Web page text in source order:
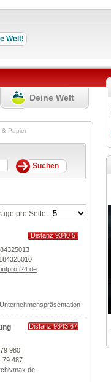
Deine Welt
& Papier
pro Seite:
Distanz 9340.5
Distanz 9343.67
980
79 487